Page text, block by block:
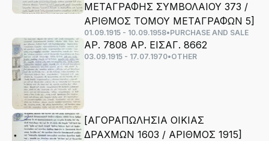
ΜΕΤΑΓΡΑΦΗΣ ΣΥΜΒΟΛΑΙΟΥ 373 /
ΑΡΙΘΜΟΣ ΤΟΜΟΥ ΜΕΤΑΓΡΑΦΩΝ 5]
01.09.1915 - 10.09.1958•PURCHASE AND SALE
ΑΡ. 7808 ΑΡ. ΕΙΣΑΓ. 8662
03.09.1915 - 17.07.1970•OTHER
[ΑΓΟΡΑΠΩΛΗΣΙΑ ΟΙΚΙΑΣ
ΔΡΑΧΜΩΝ 1603 / ΑΡΙΘΜΟΣ 1915]